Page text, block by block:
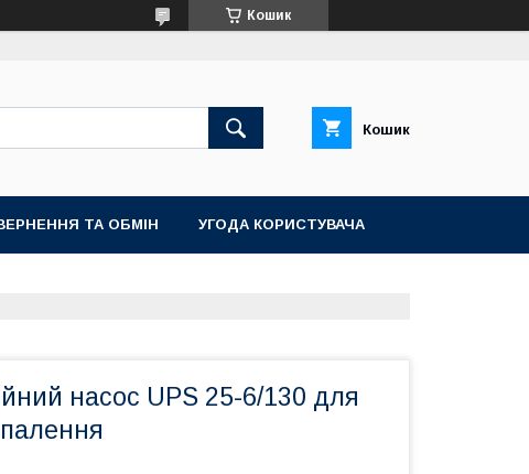
Кошик
Кошик
ТА ОБМІН УГОДА КОРИСТУВАЧА
насос UPS 25-6/130 для